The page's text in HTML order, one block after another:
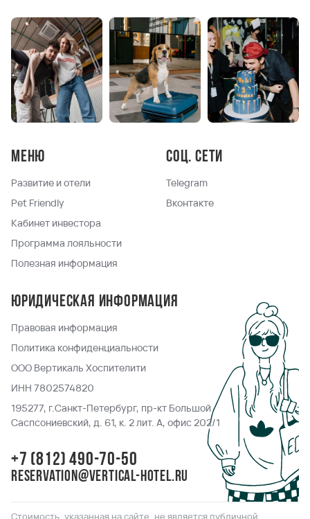
Меню
Развитие и отели
Pet Friendly
Кабинет инвестора
Программа лояльности
Полезная информация
Соц. сети
Telegram
Вконтакте
Юридическая информация
Правовая информация
Политика конфиденциальности
ООО Вертикаль Хоспителити
ИНН 7802574820
195277, г.Санкт-Петербург, пр-кт Большой
Саспсониевский, д. 61, к. 2 лит. А, офис 202/1
+7 (812) 490-70-50
reservation@vertical-hotel.ru
Стоимость, указанная на сайте, не является публичной